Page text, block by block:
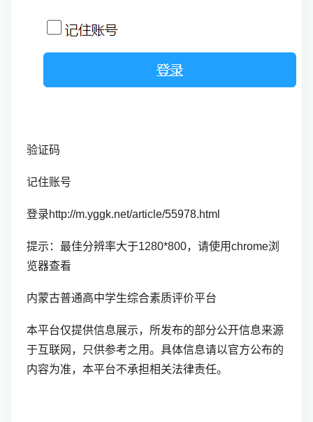
验证码
记住账号
登录http://m.yggk.net/article/55978.html
提示：最佳分辨率大于1280*800，请使用chrome浏
览器查看
内蒙古普通高中学生综合素质评价平台
本平台仅提供信息展示，所发布的部分公开信息来源
于互联网，只供参考之用。具体信息请以官方公布的
内容为准，本平台不承担相关法律责任。